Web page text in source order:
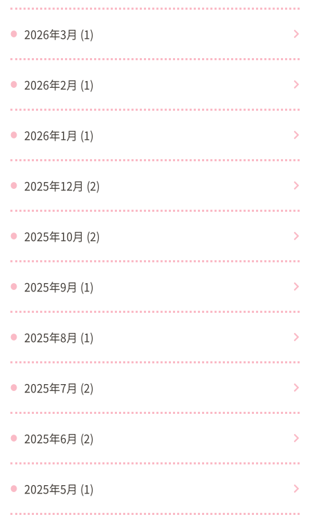
2026年3月 (1)
2026年2月 (1)
2026年1月 (1)
2025年12月 (2)
2025年10月 (2)
2025年9月 (1)
2025年8月 (1)
2025年7月 (2)
2025年6月 (2)
2025年5月 (1)